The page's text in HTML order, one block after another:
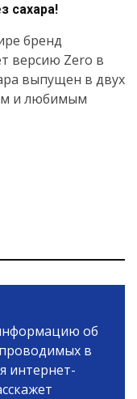
сахара!
бренд
версию Zero в
выпущен в двух
и любимым
об
в
интернет-